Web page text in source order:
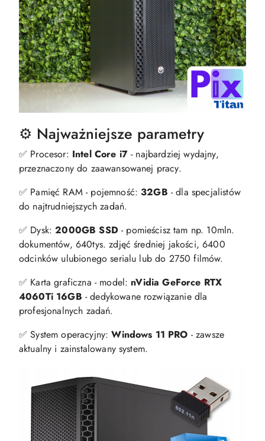
⚙️ Najważniejsze parametry
✅ Procesor: Intel Core i7 - najbardziej wydajny,
przeznaczony do zaawansowanej pracy.
✅ Pamięć RAM - pojemność:32GB - dla specjalistów
do najtrudniejszych zadań.
✅ Dysk:2000GB SSD- pomieścisz tam np. 10mln.
dokumentów, 640tys. zdjęć średniej jakości, 6400
odcinków ulubionego serialu lub do 2750 filmów.
✅ Karta graficzna - model: nVidia GeForce RTX
4060Ti 16GB - dedykowane rozwiązanie dla
profesjonalnych zadań.
✅ System operacyjny:Windows 11 PRO - zawsze
aktualny i zainstalowany system.